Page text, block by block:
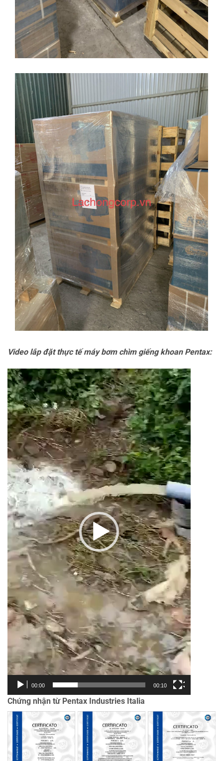
Video lắp đặt thực tế máy bơm chìm giếng khoan Pentax:
Trình
chơi
Video
00:00 00:10
Chứng nhận từ Pentax Industries Italia